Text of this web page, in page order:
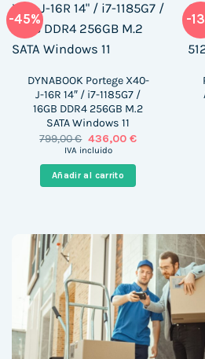
-45%
DYNABOOK Portege X40-
J-16R 14″ / i7-1185G7 /
16GB DDR4 256GB M.2
SATA Windows 11
799,00€ El
precio
era:
799,00 €.
436,00 €El
es:
436,00 €.
IVA incluido
Añadir al carrito
-